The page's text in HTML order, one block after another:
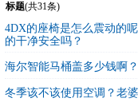
标题(共31条)
4DX的座椅是怎么震动的
的干净安全吗？
海尔智能马桶盖多少钱啊？
冬季该不该使用空调？老